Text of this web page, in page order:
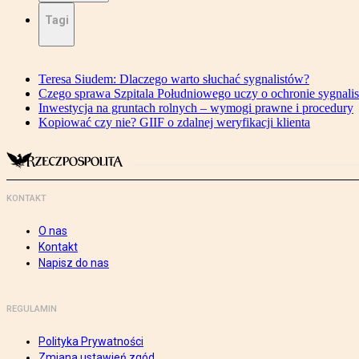
Tagi
Teresa Siudem: Dlaczego warto słuchać sygnalistów?
Czego sprawa Szpitala Południowego uczy o ochronie
Inwestycja na gruntach rolnych – wymogi prawne i procedury
Kopiować czy nie? GIIF o zdalnej weryfikacji klienta
KONTAKT
O nas
Kontakt
Napisz do nas
REGULAMIN
Polityka Prywatności